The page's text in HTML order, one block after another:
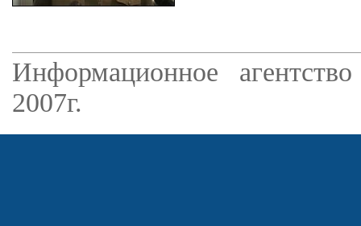
Информационное
2007г.